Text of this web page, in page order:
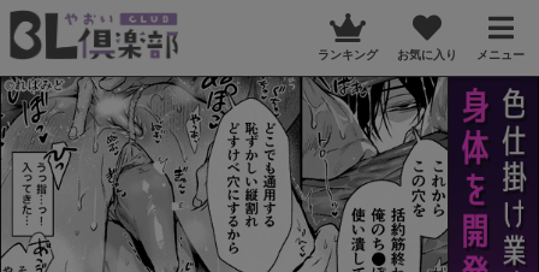
ランキング お気に入り メニュー